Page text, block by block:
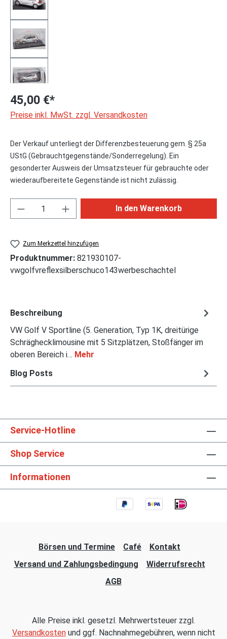
45,00 €*
Preise inkl. MwSt. zzgl. Versandkosten
Der Verkauf unterliegt der Differenzbesteuerung gem. § 25a
UStG (Gebrauchtgegenstände/Sonderregelung). Ein
gesonderter Ausweis der Umsatzsteuer für gebrauchte oder
wiederaufbereitete Gegenstände ist nicht zulässig.
Produkt Anzahl: Gib den gewünschten
In den Warenkorb
Zum Merkzettel hinzufügen
Produktnummer: 821930107-
vwgolfvreflexsilberschuco143werbeschachtel
Beschreibung
VW Golf V Sportline (5. Generation, Typ 1K, dreitürige
Schräghecklimousine mit 5 Sitzplätzen, Stoßfänger im
oberen Bereich i… Mehr
Blog Posts
Service-Hotline
Shop Service
Informationen
Börsen und Termine Café
Kontakt
Versand und Zahlungsbedingung
Widerrufsrecht
AGB
Alle Preise inkl. gesetzl. Mehrwertsteuer zzgl.
Versandkostenund ggf. Nachnahmegebühren, wenn nicht